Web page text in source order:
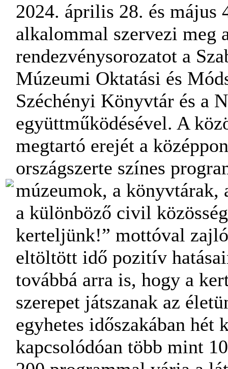
2024. április 28. és
alkalommal szervezi meg
rendezvénysorozatot a
Múzeumi Oktatási és
Széchényi Könyvtár és a
együttműködésével. A
megtartó erejét a
országszerte színes
múzeumok, a könyvtárak,
a különböző civil
kerteljünk!” mottóval
eltöltött idő pozitív
továbbá arra is, hogy a
szerepet játszanak az
egyhetes időszakában hét
kapcsolódóan több mint